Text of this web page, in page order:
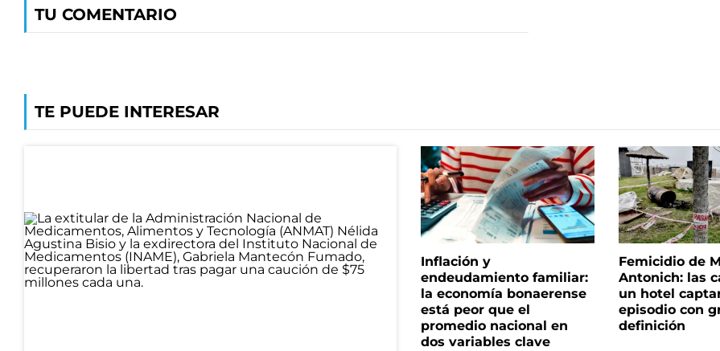
TU COMENTARIO
TE PUEDE INTERESAR
Inflación y
endeudamiento familiar:
la economía bonaerense
está peor que el
promedio nacional en
dos variables clave
Femicidio de
Antonich: las
un hotel
episodio con
definición